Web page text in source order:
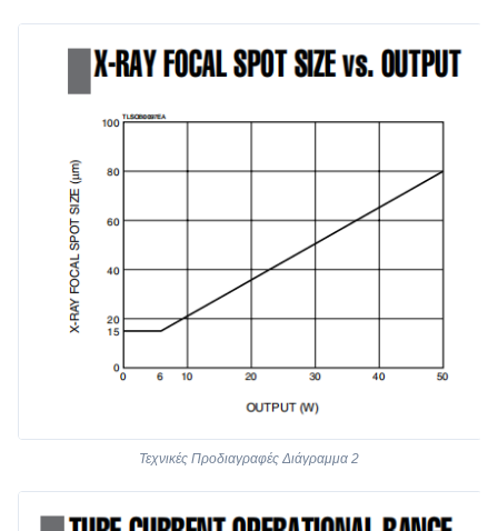
Τεχνικές Προδιαγραφές Διάγραμμα 2